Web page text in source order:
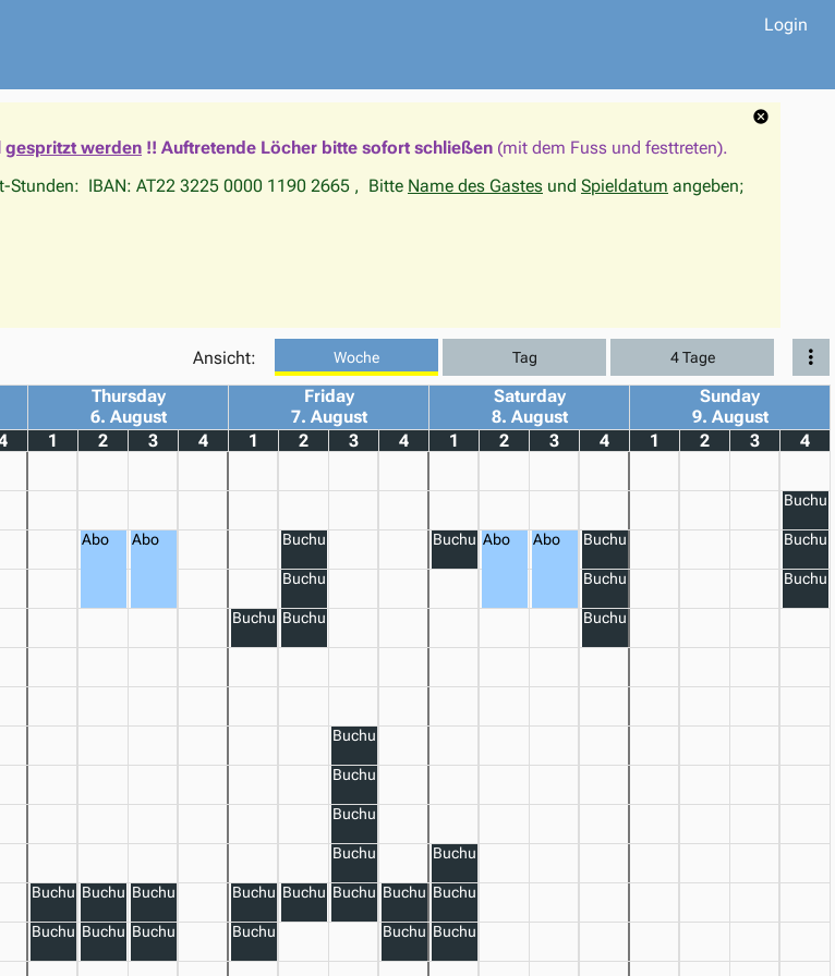
Login
gespritzt werden !! Auftretende Löcher bitte sofort schließen (mit dem Fuss und festtreten).
Stunden: IBAN: AT22 3225 0000 1190 2665 , Bitte Name des Gastes und Spieldatum angeben;
Ansicht: Woche Tag 4 Tage
Thursday
6. August
Friday
7. August
Saturday
8. August
Sunday
9. August
1 2 3 4 1 2 3 4 1 2 3 4 1 2 3
4
Buchung
Buchung
Abo
Buchung
Buchung
Abo
Buchung
Buchung
Buchung
Buchung
Buchung
Buchung
Buchung
Buchung
Buchung
Buchung
Buchung
Buchung
Buchung
BuchungBuchung
Buchung
Buchung
Buchung
Buchung
Buchung
Abo Abo Buchung
Buchung
Buchung